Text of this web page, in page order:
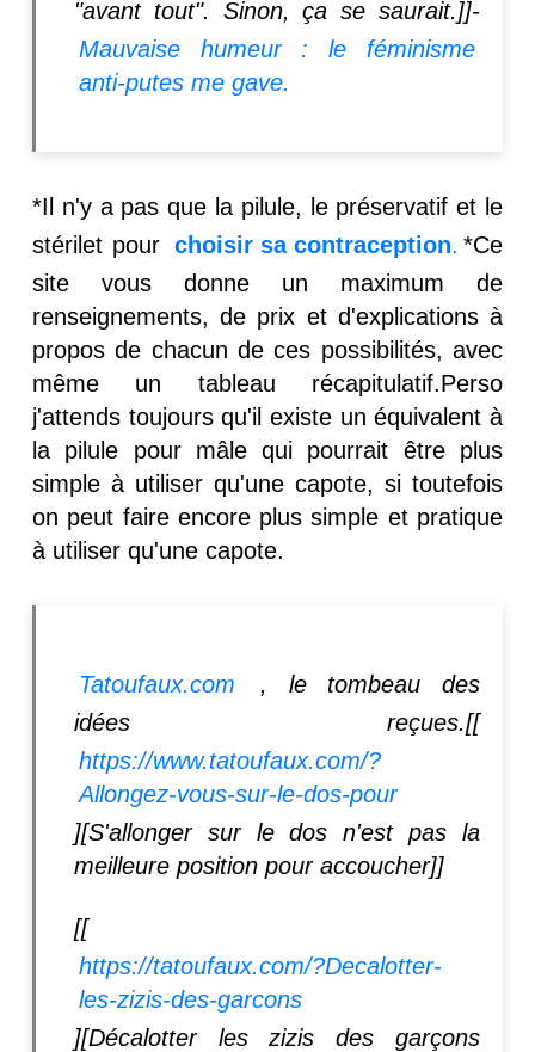
"avant tout". Sinon, ça se saurait.]]-
Mauvaise humeur : le féminisme
anti-putes me gave.
*Il n'y a pas que la pilule, le préservatif et le
stérilet pour choisir sa contraception. *Ce
site vous donne un maximum de
renseignements, de prix et d'explications à
propos de chacun de ces possibilités, avec
même un tableau récapitulatif.Perso
j'attends toujours qu'il existe un équivalent à
la pilule pour mâle qui pourrait être plus
simple à utiliser qu'une capote, si toutefois
on peut faire encore plus simple et pratique
à utiliser qu'une capote.
Tatoufaux.com
, le tombeau des
idées reçues.[[
https://www.tatoufaux.com/?
Allongez-vous-sur-le-dos-pour
][S'allonger sur le dos n'est pas la
meilleure position pour accoucher]]
[[
https://tatoufaux.com/?Decalotter-
les-zizis-des-garcons
][Décalotter les zizis des garçons